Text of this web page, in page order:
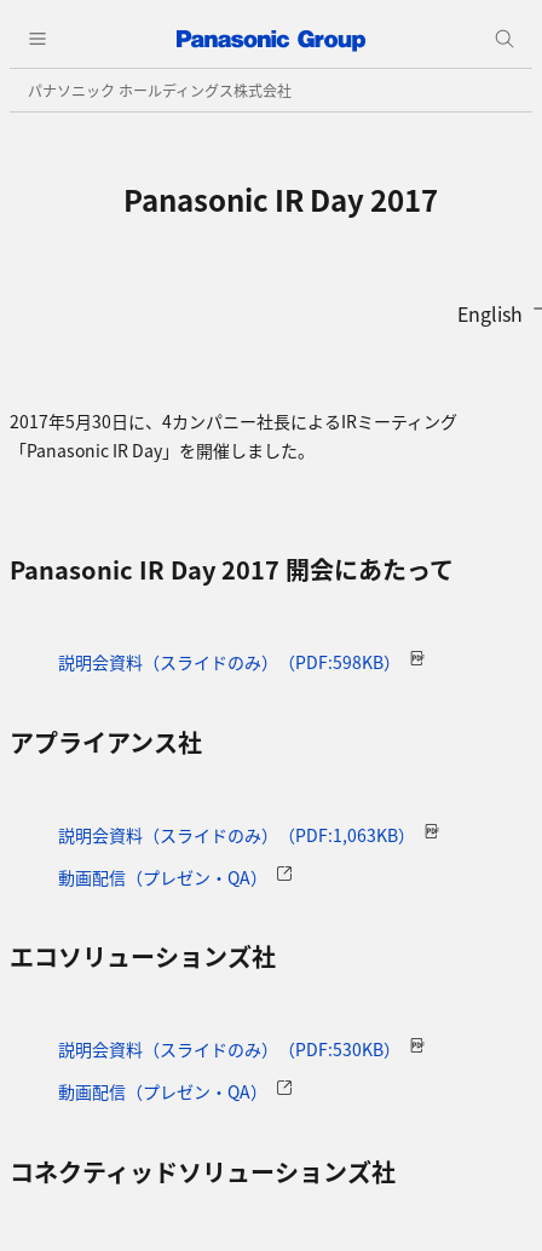
パナソニック ホールディングス株式会社
Panasonic IR Day 2017
English
2017年5月30日に、4カンパニー社長によるIRミーティング
「Panasonic IR Day」を開催しました。
Panasonic IR Day 2017 開会にあたって
説明会資料（スライドのみ）（PDF:598KB）
アプライアンス社
説明会資料（スライドのみ）（PDF:1,063KB）
動画配信（プレゼン・QA）
エコソリューションズ社
説明会資料（スライドのみ）（PDF:530KB）
動画配信（プレゼン・QA）
コネクティッドソリューションズ社